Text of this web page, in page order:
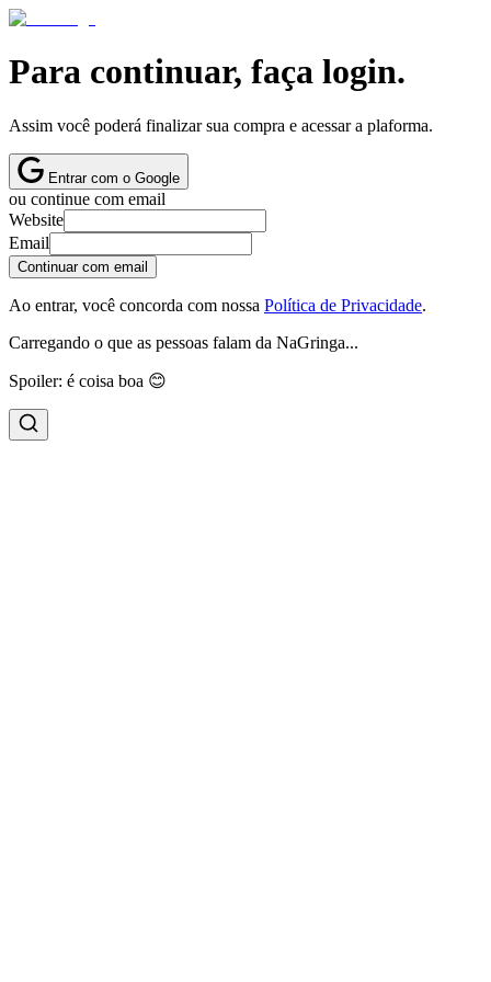
Para continuar, faça login.
Assim você poderá finalizar sua compra e acessar a plaforma.
Entrar com o Google
ou continue com email
Website
Email
Continuar com email
Ao entrar, você concorda com nossa Política de Privacidade.
Carregando o que as pessoas falam da NaGringa...
Spoiler: é coisa boa 😊